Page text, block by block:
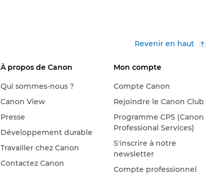
Revenir en haut
À propos de Canon
Qui sommes-nous ?
Canon View
Presse
Développement durable
Travailler chez Canon
Contactez Canon
Mon compte
Compte Canon
Rejoindre le Canon Club
Programme CPS (Canon
Professional Services)
S'inscrire à notre
newsletter
Compte professionnel